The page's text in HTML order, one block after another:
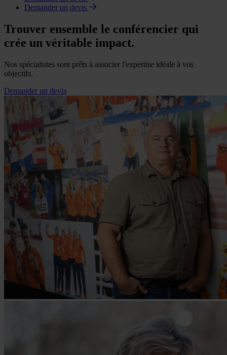
Demander un devis
Trouver ensemble le conférencier qui
crée un véritable impact.
Nos spécialistes sont prêts à associer l'expertise idéale à vos
objectifs.
Demander un devis